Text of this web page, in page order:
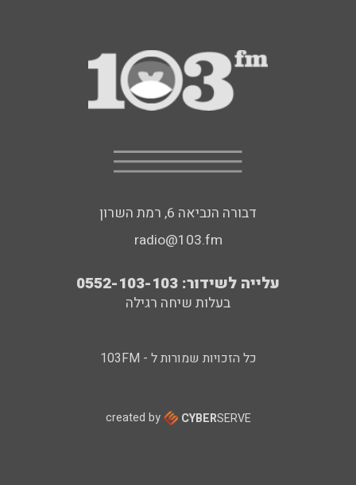
דבורה הנביאה 6, רמת השרון
radio@103.fm
עלייה לשידור: 0552-103-103
בעלות שיחה רגילה
כל הזכויות שמורות ל - 103FM
created by CYBERSERVE